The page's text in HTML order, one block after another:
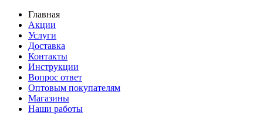
Главная
Акции
Услуги
Доставка
Контакты
Инструкции
Вопрос ответ
Оптовым покупателям
Магазины
Наши работы